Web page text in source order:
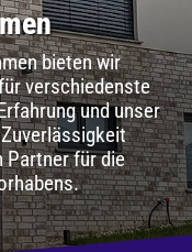
bieten wir
verschiedenste
und unser
Partner für die